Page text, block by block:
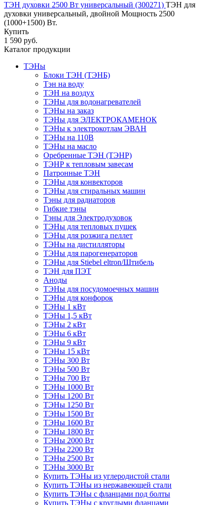
ТЭН духовки 2500 Вт универсальный (300271) ТЭН для
духовки универсальный, двойной Мощность 2500
(1000+1500) Вт.
Купить
1 590 руб.
Каталог продукции
ТЭНы
Блоки ТЭН (ТЭНБ)
Тэн на воду
ТЭН на воздух
ТЭНы для водонагревателей
ТЭНы на заказ
ТЭНы для ЭЛЕКТРОКАМЕНОК
ТЭНы к электрокотлам ЭВАН
ТЭНы на 110В
ТЭНы на масло
Оребренные ТЭН (ТЭНР)
ТЭНР к тепловым завесам
Патронные ТЭН
ТЭНы для конвекторов
ТЭНы для стиральных машин
Тэны для радиаторов
Гибкие тэны
Тэны для Электродуховок
ТЭНы для тепловых пушек
ТЭНы для розжига пеллет
ТЭНы на дистилляторы
ТЭНы для парогенераторов
ТЭНы для Stiebel eltron/Штибель
ТЭН для ПЭТ
Аноды
ТЭНы для посудомоечных машин
ТЭНы для конфорок
ТЭНы 1 кВт
ТЭНы 1,5 кВт
ТЭНы 2 кВт
ТЭНы 6 кВт
ТЭНы 9 кВт
ТЭНы 15 кВт
ТЭНы 300 Вт
ТЭНы 500 Вт
ТЭНы 700 Вт
ТЭНы 1000 Вт
ТЭНы 1200 Вт
ТЭНы 1250 Вт
ТЭНы 1500 Вт
ТЭНы 1600 Вт
ТЭНы 1800 Вт
ТЭНы 2000 Вт
ТЭНы 2200 Вт
ТЭНы 2500 Вт
ТЭНы 3000 Вт
Купить ТЭНы из углеродистой стали
Купить ТЭНы из нержавеющей стали
Купить ТЭНы с фланцами под болты
Купить ТЭНы с круглыми фланцами